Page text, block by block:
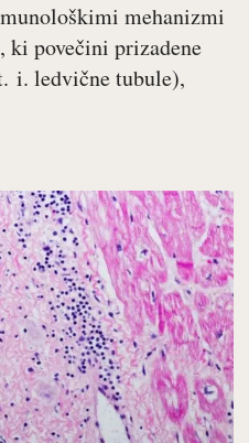
mehanizmi
ki povečini prizadene
i. ledvične tubule),